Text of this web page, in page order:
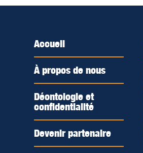
Accueil
À propos de nous
Déontologie et
confidentialité
Devenir partenaire